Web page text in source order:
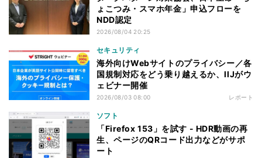
ょこつみ・スマホ年金」申込フローを
NDD認定
2026/08/04 20:25
セキュリティ
海外向けWebサイトのプライバシー／各
国規制対応をどう乗り越えるか、IIJがウ
ェビナー開催
2026/08/03 08:00 レポート
ソフト
「Firefox 153」を試す - HDR動画の再
生、ページのQRコード出力などがサポ
ート